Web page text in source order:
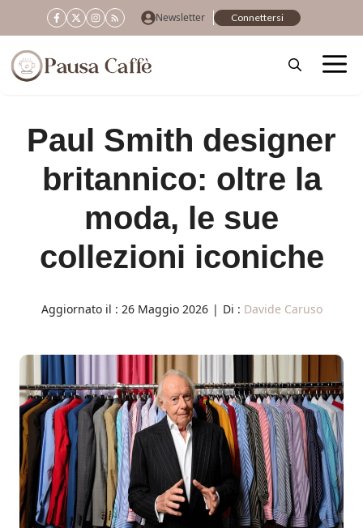
al
contenuto
Newsletter Connettersi
Paul Smith designer
britannico: oltre la
moda, le sue
collezioni iconiche
Aggiornato il : 26 Maggio 2026 | Di : Davide Caruso